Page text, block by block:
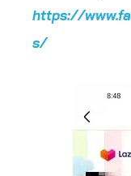
https://
s/